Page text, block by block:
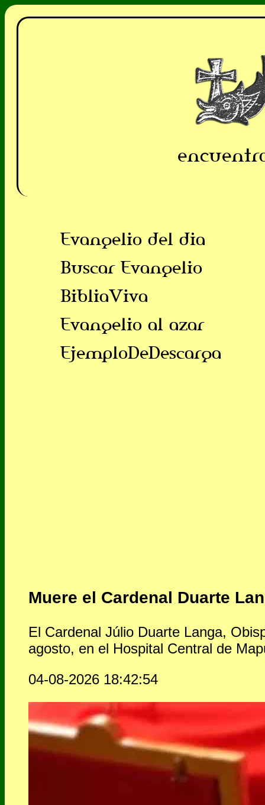
Evangelio del dia
Buscar Evangelio
BibliaViva
Evangelio al azar
EjemploDeDescarga
Muere el Cardenal Duarte
El Cardenal Júlio Duarte Langa,
agosto, en el Hospital Central de
04-08-2026 18:42:54